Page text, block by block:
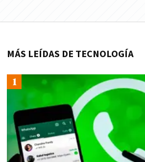
MÁS LEÍDAS DE TECNOLOGÍA